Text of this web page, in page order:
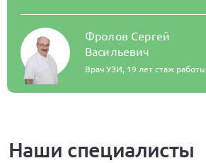
Фролов Сергей
Васильевич
Врач УЗИ, 19 лет стаж работы
Наши специалисты